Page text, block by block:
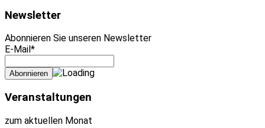
Newsletter
Abonnieren Sie unseren Newsletter
E-Mail*
Veranstaltungen
zum aktuellen Monat